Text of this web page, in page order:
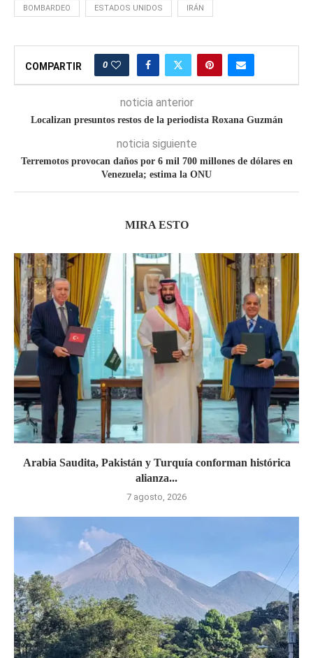
BOMBARDEO ESTADOS UNIDOS IRÁN
COMPARTIR 0
noticia anterior
Localizan presuntos restos de la periodista Roxana Guzmán
noticia siguiente
Terremotos provocan daños por 6 mil 700 millones de dólares en
Venezuela; estima la ONU
MIRA ESTO
Arabia Saudita, Pakistán y Turquía conforman histórica
alianza...
7 agosto, 2026